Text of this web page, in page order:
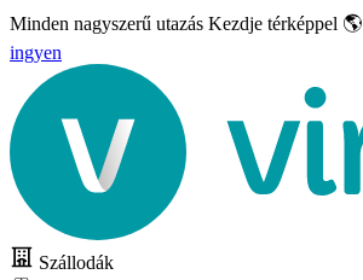
Minden nagyszerű utazás Kezdje térképpel 🌎
ingyen
Szállodák